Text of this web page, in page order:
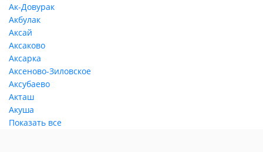
Ак-Довурак
Акбулак
Аксай
Аксаково
Аксарка
Аксеново-Зиловское
Аксубаево
Акташ
Акуша
Показать все